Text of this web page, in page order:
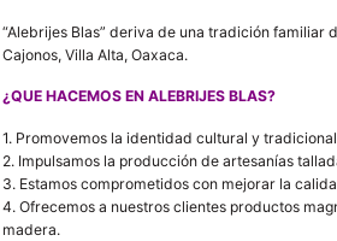
“Alebrijes Blas” deriva de una tradición familiar
Cajonos, Villa Alta, Oaxaca.
¿QUE HACEMOS EN ALEBRIJES BLAS?
1. Promovemos la identidad cultural y
2. Impulsamos la producción de artesanías
3. Estamos comprometidos con mejorar la
4. Ofrecemos a nuestros clientes productos
madera.